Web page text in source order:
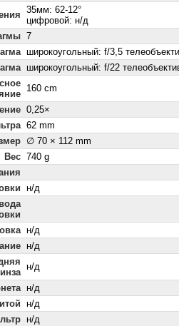
35мм: 62-12°
цифровой: н/д
7
широкоугольный: f/3,5
широкоугольный: f/22
160 cm
0,25×
62 mm
∅ 70 × 112 mm
Вес 740 g
н/д
н/д
н/д
н/д
н/д
н/д
н/д